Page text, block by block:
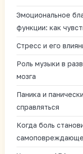
Эмоциональное
функции: как
Стресс и его
Роль музыки в
мозга
Паника и
справляться
Когда боль